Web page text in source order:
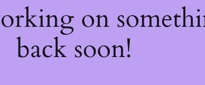
on
back soon!